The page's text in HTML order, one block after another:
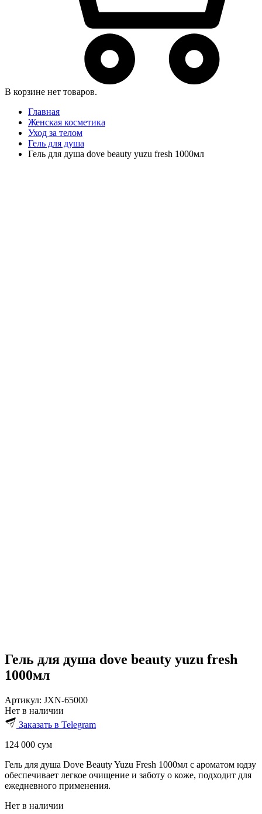
В корзине нет товаров.
Главная
Женская косметика
Уход за телом
Гель для душа
Гель для душа dove beauty yuzu fresh 1000мл
Гель для душа dove beauty yuzu fresh
1000мл
Артикул: JXN-65000
Нет в наличии
Заказать в Telegram
124 000 сум
Гель для душа Dove Beauty Yuzu Fresh 1000мл с ароматом юдзу
обеспечивает легкое очищение и заботу о коже, подходит для
ежедневного применения.
Нет в наличии